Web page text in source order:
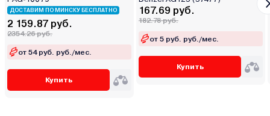
ДОСТАВИМ ПО МИНСКУ БЕСПЛАТНО
2 159.87 руб.
2354.26 руб.
от 54 руб. руб./мес.
Купить
167.69 руб.
182.78 руб.
от 5 руб. руб./мес.
Купить